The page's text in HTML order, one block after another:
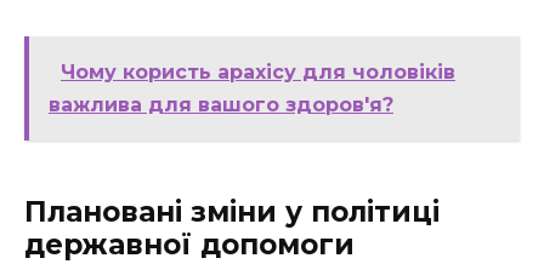
Чому користь арахісу для чоловіків
важлива для вашого здоров'я?
Плановані зміни у політиці
державної допомоги